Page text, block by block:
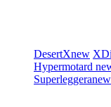
DesertXnew
Hypermotard
Superleggeranew